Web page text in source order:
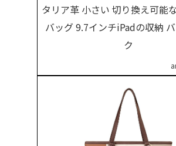
タリア革 小さい 切り換え可能
バッグ 9.7インチiPadの収納
ク